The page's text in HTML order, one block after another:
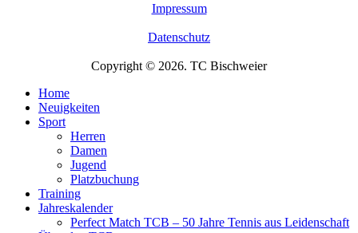
Impressum
Datenschutz
Copyright © 2026. TC Bischweier
Home
Neuigkeiten
Sport
Herren
Damen
Jugend
Platzbuchung
Training
Jahreskalender
Perfect Match TCB – 50 Jahre Tennis aus Leidenschaft